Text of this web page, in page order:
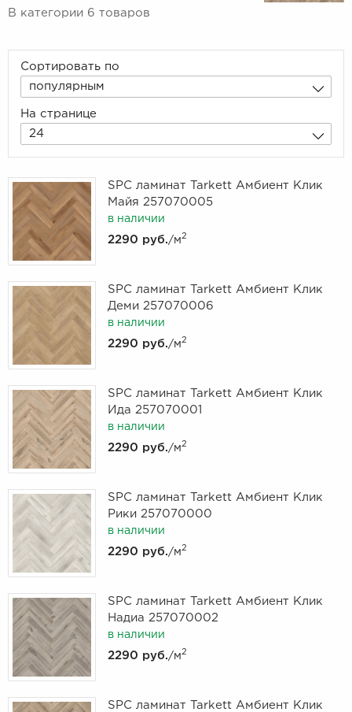
В категории 6 товаров
Сортировать по
популярным
На странице
24
SPC ламинат Tarkett Амбиент Клик
Майя 257070005
в наличии
2290 руб./м2
SPC ламинат Tarkett Амбиент Клик
Деми 257070006
в наличии
2290 руб./м2
SPC ламинат Tarkett Амбиент Клик
Ида 257070001
в наличии
2290 руб./м2
SPC ламинат Tarkett Амбиент Клик
Рики 257070000
в наличии
2290 руб./м2
SPC ламинат Tarkett Амбиент Клик
Надиа 257070002
в наличии
2290 руб./м2
SPC ламинат Tarkett Амбиент Клик